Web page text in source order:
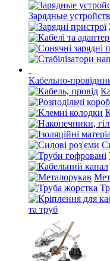
Зарядные
Кабельно-
та труб